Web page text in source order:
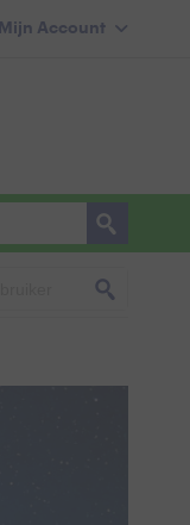
Mijn Account